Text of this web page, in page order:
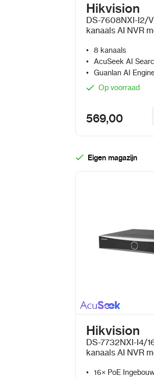
Hikvision
DS-7608NXI-I2/
kanaals AI NVR
8 kanaals
AcuSeek AI
Guanlan AI
Op voorraad
569,00
Eigen magazijn
Hikvision
DS-7732NXI-I4/
kanaals AI NVR
16× PoE